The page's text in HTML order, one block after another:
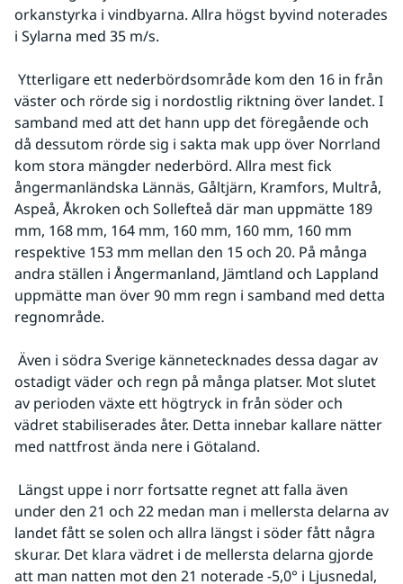
orkanstyrka i vindbyarna. Allra högst byvind noterades
i Sylarna med 35 m/s.
väster och rörde sig i nordostlig riktning över landet. I
samband med att det hann upp det föregående och
då dessutom rörde sig i sakta mak upp över Norrland
kom stora mängder nederbörd. Allra mest fick
ångermanländska Lännäs, Gåltjärn, Kramfors, Multrå,
Aspeå, Åkroken och Sollefteå där man uppmätte 189
mm, 168 mm, 164 mm, 160 mm, 160 mm, 160 mm
respektive 153 mm mellan den 15 och 20. På många
andra ställen i Ångermanland, Jämtland och Lappland
uppmätte man över 90 mm regn i samband med detta
regnområde.
ostadigt väder och regn på många platser. Mot slutet
av perioden växte ett högtryck in från söder och
vädret stabiliserades åter. Detta innebar kallare nätter
med nattfrost ända nere i Götaland.
under den 21 och 22 medan man i mellersta delarna av
landet fått se solen och allra längst i söder fått några
skurar. Det klara vädret i de mellersta delarna gjorde
att man natten mot den 21 noterade -5,0° i Ljusnedal,